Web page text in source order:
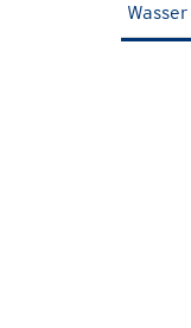
Wasser